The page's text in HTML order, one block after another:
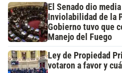
El Senado dio
Inviolabilidad de la
Gobierno tuvo que
Manejo del Fuego
Ley de Propiedad
votaron a favor y